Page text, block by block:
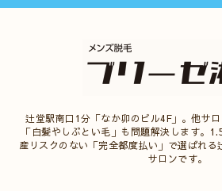
辻堂駅南口1分「なか卯のビル4F」。他サ
「白髪やしぶとい毛」も問題解決します。
産リスクのない「完全都度払い」で選ばれる
サロンです。